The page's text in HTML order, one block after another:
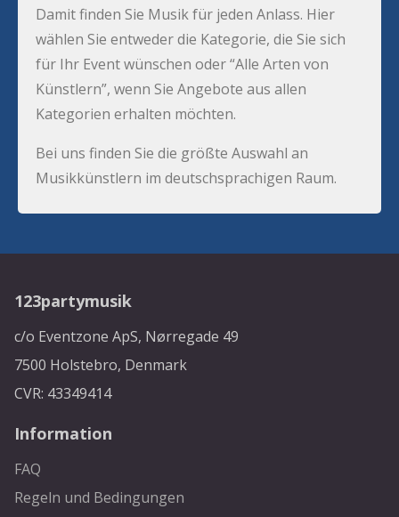
Damit finden Sie Musik für jeden Anlass. Hier
wählen Sie entweder die Kategorie, die Sie sich
für Ihr Event wünschen oder “Alle Arten von
Künstlern”, wenn Sie Angebote aus allen
Kategorien erhalten möchten.
Bei uns finden Sie die größte Auswahl an
Musikkünstlern im deutschsprachigen Raum.
123partymusik
c/o Eventzone ApS, Nørregade 49
7500 Holstebro, Denmark
CVR: 43349414
Information
FAQ
Regeln und Bedingungen